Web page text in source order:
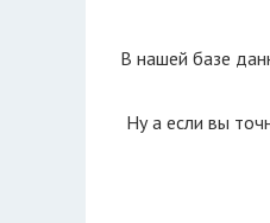
В нашей базе
Ну а если вы